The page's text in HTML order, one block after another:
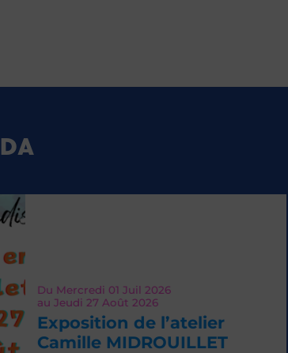
Mercredi 01 Juil 2026
Août 2026
de l’atelier
MIDROUILLET